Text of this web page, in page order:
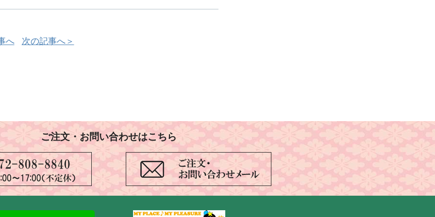
へ 次の記事へ＞
ご注文・お問い合わせはこちら